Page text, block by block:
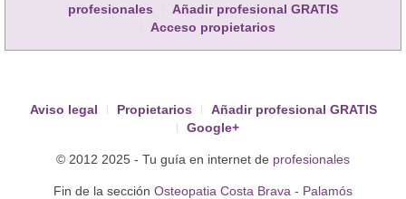
profesionales
Añadir profesional GRATIS
Acceso propietarios
Aviso legal Propietarios
Añadir profesional GRATIS
Google+
© 2012 2025 - Tu guía en internet de profesionales
Fin de la sección Osteopatia Costa Brava - Palamós